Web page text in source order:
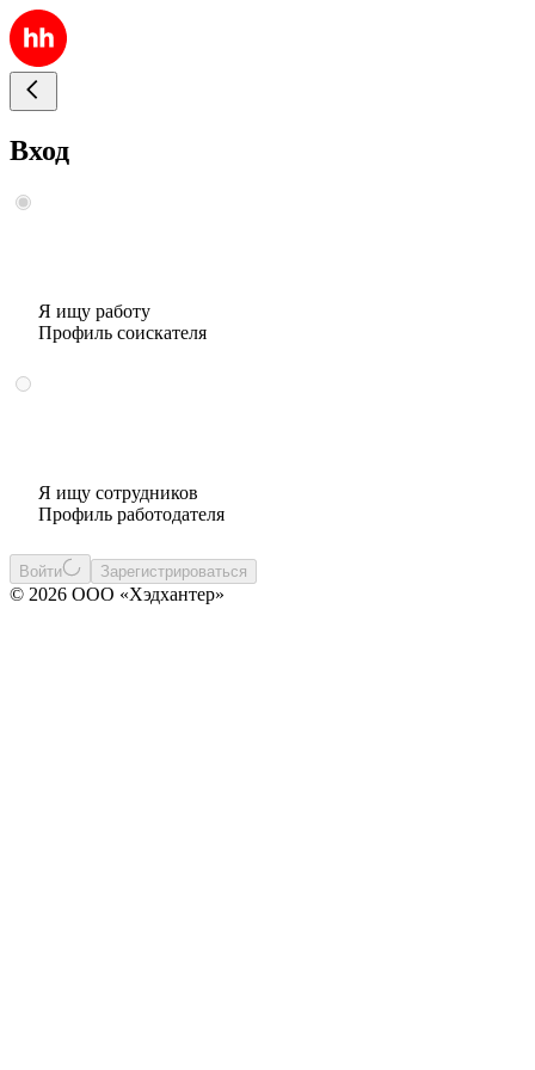
Вход
Я ищу работу
Профиль соискателя
Я ищу сотрудников
Профиль работодателя
Войти Зарегистрироваться
© 2026 ООО «Хэдхантер»